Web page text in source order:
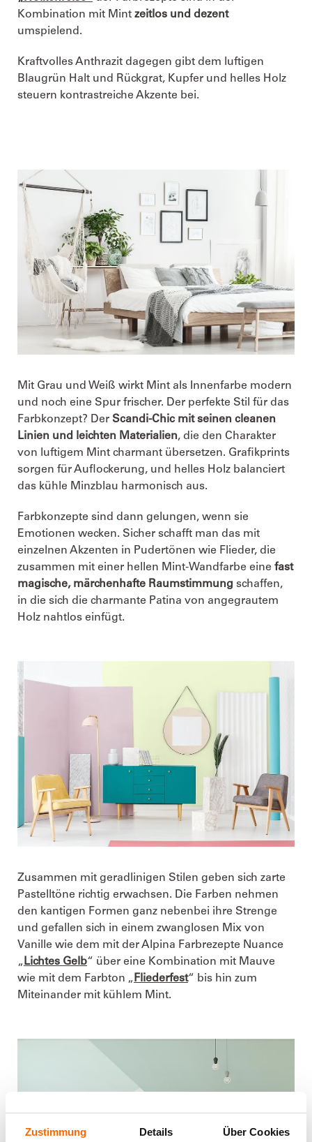
Zustimmung Details Über Cookies
Kombination mit Mint zeitlos und dezent
umspielend.
Kraftvolles Anthrazit dagegen gibt dem luftigen
Blaugrün Halt und Rückgrat, Kupfer und helles Holz
steuern kontrastreiche Akzente bei.
Mit Grau und Weiß wirkt Mint als Innenfarbe modern
und noch eine Spur frischer. Der perfekte Stil für das
Farbkonzept? Der Scandi-Chic mit seinen cleanen
Linien und leichten Materialien, die den Charakter
von luftigem Mint charmant übersetzen. Grafikprints
sorgen für Auflockerung, und helles Holz balanciert
das kühle Minzblau harmonisch aus.
Farbkonzepte sind dann gelungen, wenn sie
Emotionen wecken. Sicher schafft man das mit
einzelnen Akzenten in Pudertönen wie Flieder, die
zusammen mit einer hellen Mint-Wandfarbe eine fast
magische, märchenhafte Raumstimmung schaffen,
in die sich die charmante Patina von angegrautem
Holz nahtlos einfügt.
Zusammen mit geradlinigen Stilen geben sich zarte
Pastelltöne richtig erwachsen. Die Farben nehmen
den kantigen Formen ganz nebenbei ihre Strenge
und gefallen sich in einem zwanglosen Mix von
Vanille wie dem mit der Alpina Farbrezepte Nuance
„ Lichtes Gelb“ über eine Kombination mit Mauve
wie mit dem Farbton „ Fliederfest“ bis hin zum
Miteinander mit kühlem Mint.